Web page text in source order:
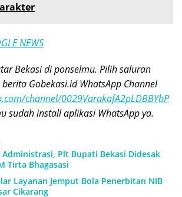
NEWS
Bekasi di ponselmu. Pilih saluran
Gobekasi.id WhatsApp Channel
channel/0029VarakafA2pLDBBYbP
sudah install aplikasi WhatsApp ya.
Plt Bupati Bekasi Didesak
Tirta Bhagasasi
Layanan Jemput Bola Penerbitan NIB
Cikarang